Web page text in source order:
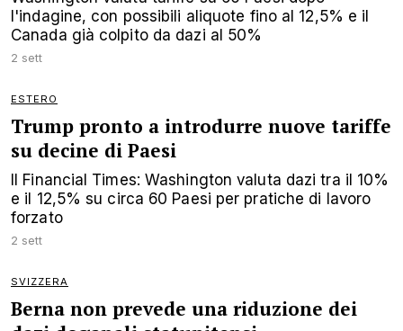
l'indagine, con possibili aliquote fino al 12,5% e il
Canada già colpito da dazi al 50%
2 sett
ESTERO
Trump pronto a introdurre nuove tariffe
su decine di Paesi
Il Financial Times: Washington valuta dazi tra il 10%
e il 12,5% su circa 60 Paesi per pratiche di lavoro
forzato
2 sett
SVIZZERA
Berna non prevede una riduzione dei